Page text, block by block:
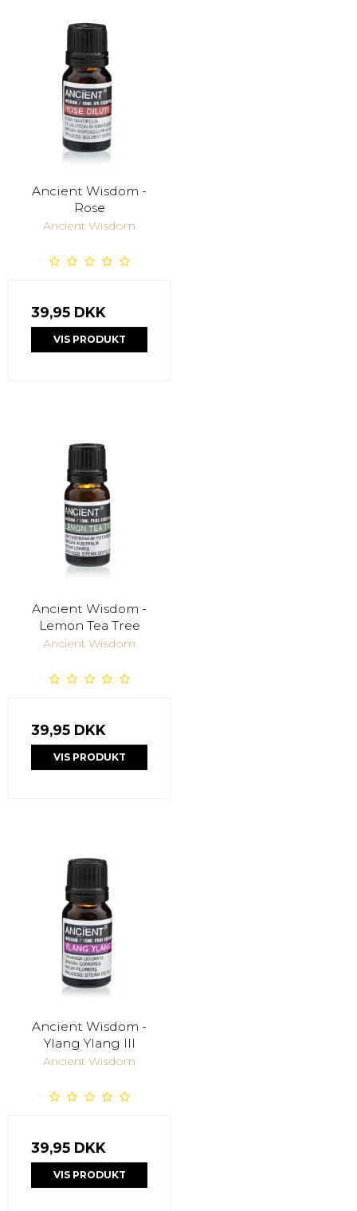
Ancient Wisdom -
Rose
Ancient Wisdom
39,95 DKK
VIS PRODUKT
Ancient Wisdom -
Lemon Tea Tree
Ancient Wisdom
39,95 DKK
VIS PRODUKT
Ancient Wisdom -
Ylang Ylang III
Ancient Wisdom
39,95 DKK
VIS PRODUKT